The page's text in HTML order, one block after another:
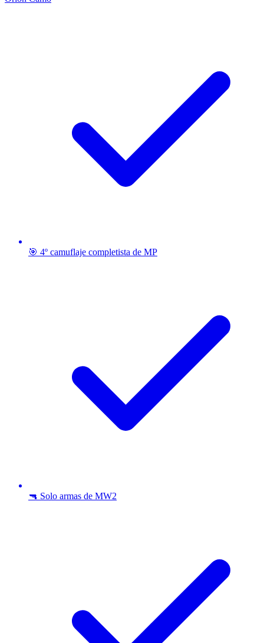
🎯 4º camuflaje completista de MP
🔫 Solo armas de MW2